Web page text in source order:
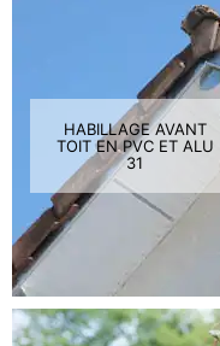
HABILLAGE AVANT
TOIT EN PVC ET ALU
31